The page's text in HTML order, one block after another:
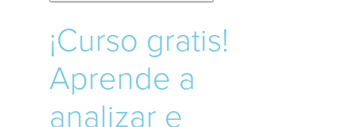
¡Curso gratis!
Aprende a
analizar e